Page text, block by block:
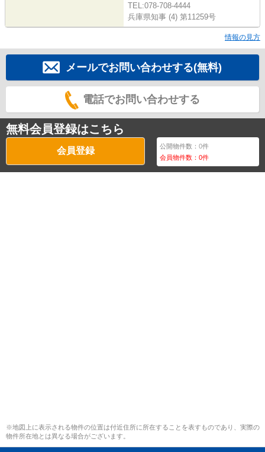
TEL:078-708-4444
兵庫県知事 (4) 第11259号
情報の見方
メールでお問い合わせする(無料)
電話でお問い合わせする
無料会員登録はこちら
会員登録 公開物件数：0件
会員物件数：0件
※地図上に表示される物件の位置は付近住所に所在することを表すものであり、実際の
物件所在地とは異なる場合がございます。